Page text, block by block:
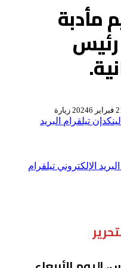
مأدبة
6 زيارة
لينكدإن تيلقرام البريد
البريد الإلكتروني تيلقرام